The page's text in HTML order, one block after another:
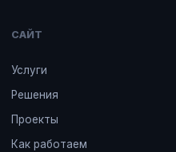
САЙТ
Услуги
Решения
Проекты
Как работаем